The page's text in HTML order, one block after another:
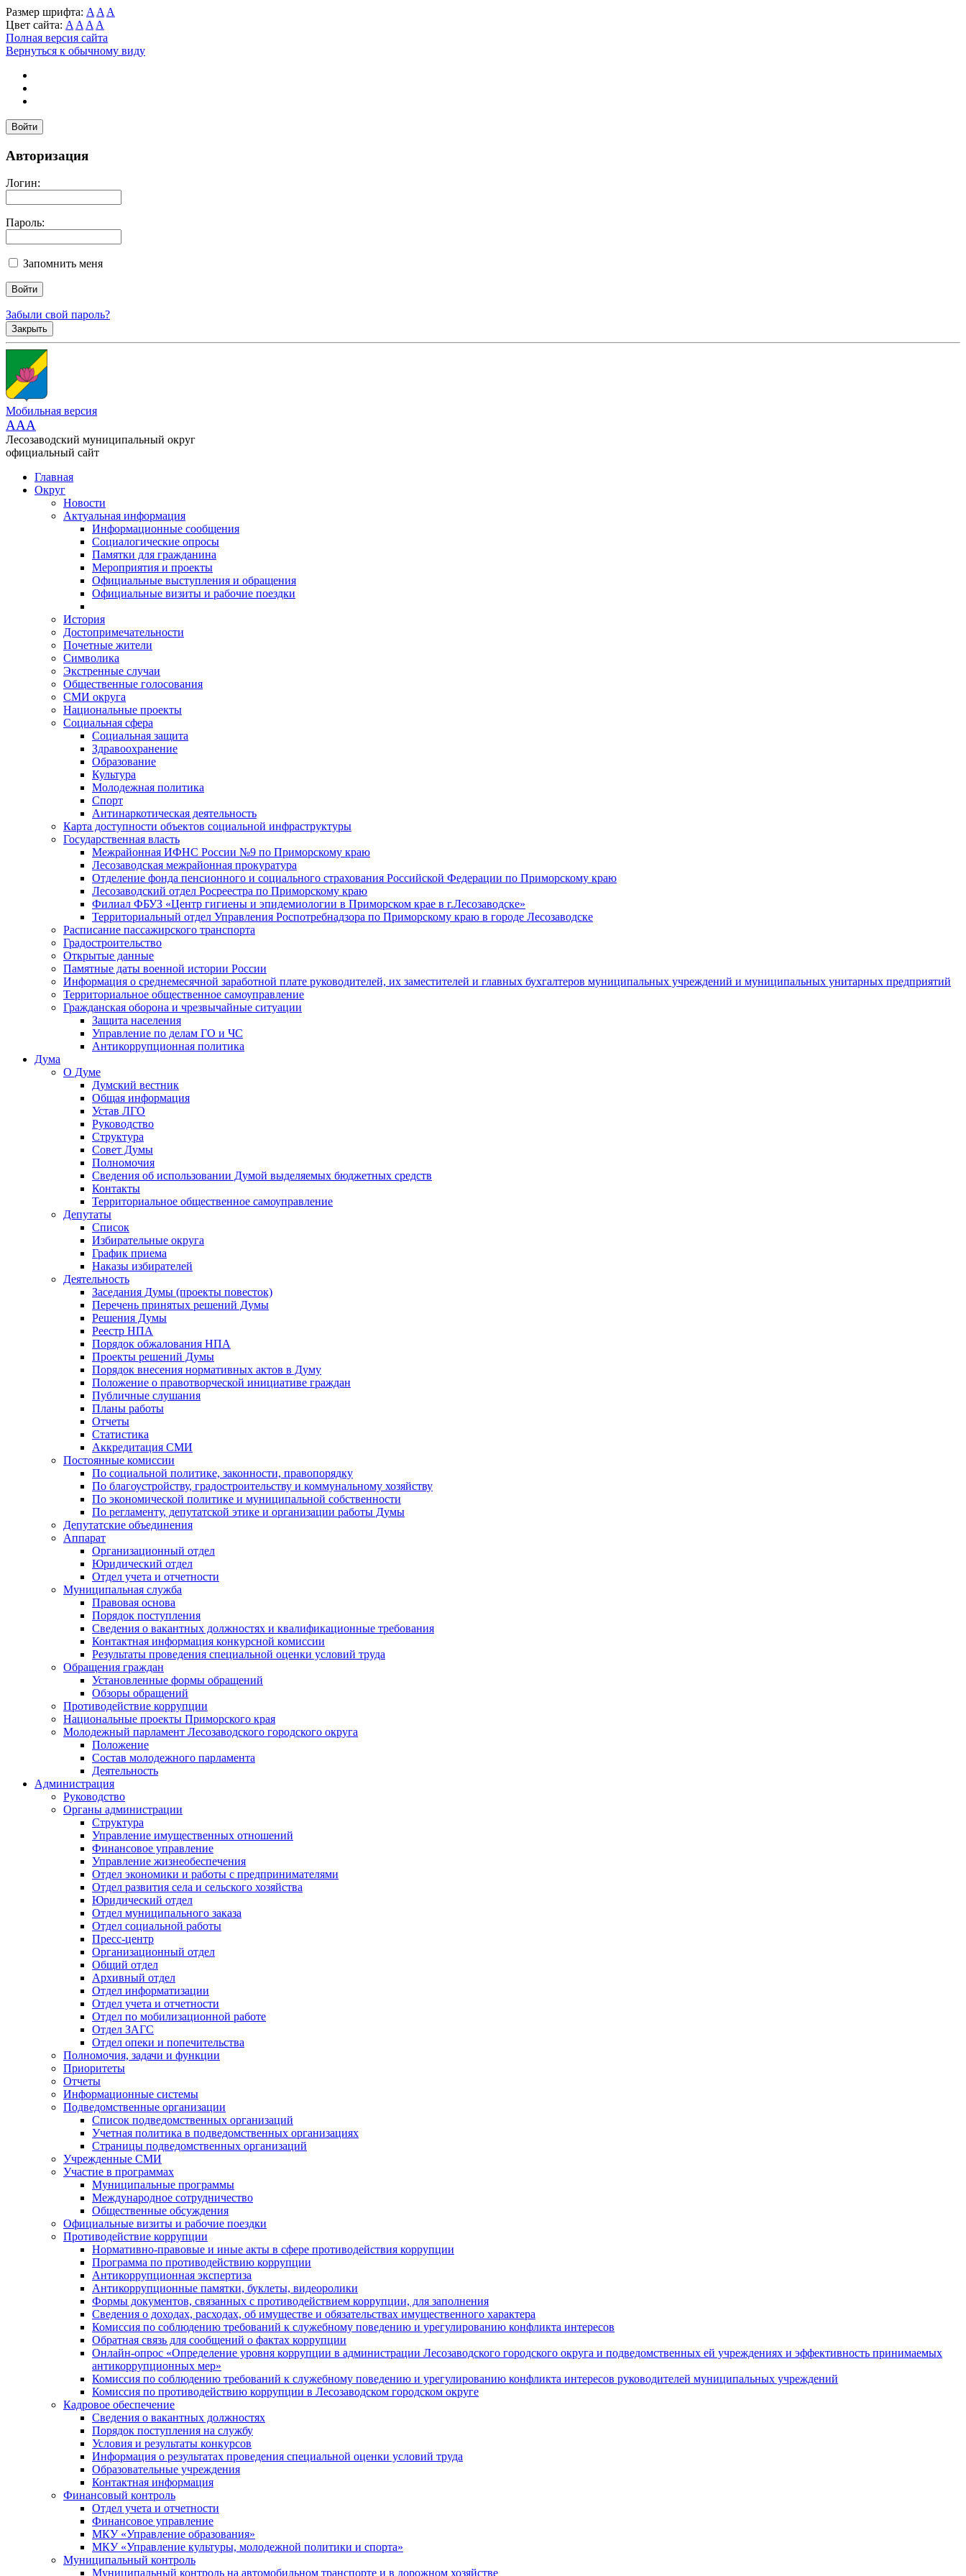
Размер шрифта: A A A
Цвет сайта: A A A A
Полная версия сайта
Вернуться к обычному виду
Войти
Авторизация
Логин:
Пароль:
Запомнить меня
Забыли свой пароль?
Закрыть
Мобильная версия
AAA
Лесозаводский муниципальный округ
официальный сайт
Главная
Округ
Новости
Актуальная информация
Информационные сообщения
Социалогические опросы
Памятки для гражданина
Мероприятия и проекты
Официальные выступления и обращения
Официальные визиты и рабочие поездки
История
Достопримечательности
Почетные жители
Символика
Экстренные случаи
Общественные голосования
СМИ округа
Национальные проекты
Социальная сфера
Социальная защита
Здравоохранение
Образование
Культура
Молодежная политика
Спорт
Антинаркотическая деятельность
Карта доступности объектов социальной инфраструктуры
Государственная власть
Межрайонная ИФНС России №9 по Приморскому краю
Лесозаводская межрайонная прокуратура
Отделение фонда пенсионного и социального страхования Российской Федерации по Приморскому краю
Лесозаводский отдел Росреестра по Приморскому краю
Филиал ФБУЗ «Центр гигиены и эпидемиологии в Приморском крае в г.Лесозаводске»
Территориальный отдел Управления Роспотребнадзора по Приморскому краю в городе Лесозаводске
Расписание пассажирского транспорта
Градостроительство
Открытые данные
Памятные даты военной истории России
Информация о среднемесячной заработной плате руководителей, их заместителей и главных бухгалтеров муниципальных учреждений и муниципальных унитарных предприятий
Территориальное общественное самоуправление
Гражданская оборона и чрезвычайные ситуации
Защита населения
Управление по делам ГО и ЧС
Антикоррупционная политика
Дума
О Думе
Думский вестник
Общая информация
Устав ЛГО
Руководство
Структура
Совет Думы
Полномочия
Сведения об использовании Думой выделяемых бюджетных средств
Контакты
Территориальное общественное самоуправление
Депутаты
Список
Избирательные округа
График приема
Наказы избирателей
Деятельность
Заседания Думы (проекты повесток)
Перечень принятых решений Думы
Решения Думы
Реестр НПА
Порядок обжалования НПА
Проекты решений Думы
Порядок внесения нормативных актов в Думу
Положение о правотворческой инициативе граждан
Публичные слушания
Планы работы
Отчеты
Статистика
Аккредитация СМИ
Постоянные комиссии
По социальной политике, законности, правопорядку
По благоустройству, градостроительству и коммунальному хозяйству
По экономической политике и муниципальной собственности
По регламенту, депутатской этике и организации работы Думы
Депутатские объединения
Аппарат
Организационный отдел
Юридический отдел
Отдел учета и отчетности
Муниципальная служба
Правовая основа
Порядок поступления
Сведения о вакантных должностях и квалификационные требования
Контактная информация конкурсной комиссии
Результаты проведения специальной оценки условий труда
Обращения граждан
Установленные формы обращений
Обзоры обращений
Противодействие коррупции
Национальные проекты Приморского края
Молодежный парламент Лесозаводского городского округа
Положение
Состав молодежного парламента
Деятельность
Администрация
Руководство
Органы администрации
Структура
Управление имущественных отношений
Финансовое управление
Управление жизнеобеспечения
Отдел экономики и работы с предпринимателями
Отдел развития села и сельского хозяйства
Юридический отдел
Отдел муниципального заказа
Отдел социальной работы
Пресс-центр
Организационный отдел
Общий отдел
Архивный отдел
Отдел информатизации
Отдел учета и отчетности
Отдел по мобилизационной работе
Отдел ЗАГС
Отдел опеки и попечительства
Полномочия, задачи и функции
Приоритеты
Отчеты
Информационные системы
Подведомственные организации
Список подведомственных организаций
Учетная политика в подведомственных организациях
Страницы подведомственных организаций
Учрежденные СМИ
Участие в программах
Муниципальные программы
Международное сотрудничество
Общественные обсуждения
Официальные визиты и рабочие поездки
Противодействие коррупции
Нормативно-правовые и иные акты в сфере противодействия коррупции
Программа по противодействию коррупции
Антикоррупционная экспертиза
Антикоррупционные памятки, буклеты, видеоролики
Формы документов, связанных с противодействием коррупции, для заполнения
Сведения о доходах, расходах, об имуществе и обязательствах имущественного характера
Комиссия по соблюдению требований к служебному поведению и урегулированию конфликта интересов
Обратная связь для сообщений о фактах коррупции
Онлайн-опрос «Определение уровня коррупции в администрации Лесозаводского городского округа и подведомственных ей учреждениях и эффективность принимаемых
антикоррупционных мер»
Комиссия по соблюдению требований к служебному поведению и урегулированию конфликта интересов руководителей муниципальных учреждений
Комиссия по противодействию коррупции в Лесозаводском городском округе
Кадровое обеспечение
Сведения о вакантных должностях
Порядок поступления на службу
Условия и результаты конкурсов
Информация о результатах проведения специальной оценки условий труда
Образовательные учреждения
Контактная информация
Финансовый контроль
Отдел учета и отчетности
Финансовое управление
МКУ «Управление образования»
МКУ «Управление культуры, молодежной политики и спорта»
Муниципальный контроль
Муниципальный контроль на автомобильном транспорте и в дорожном хозяйстве